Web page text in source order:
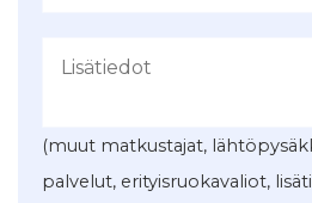
(muut matkustajat,
palvelut, erityisruokavaliot,